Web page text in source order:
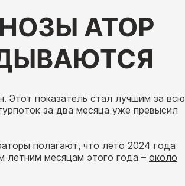
АТОР
Этот показатель стал лучшим за всю
за два месяца уже превысил
полагают, что лето 2024 года
месяцам этого года – около